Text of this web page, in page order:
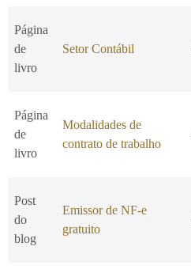
Página
de
livro
Setor Contábil
Página
de
livro
Modalidades de
contrato de trabalho
Post
do
blog
Emissor de NF-e
gratuito